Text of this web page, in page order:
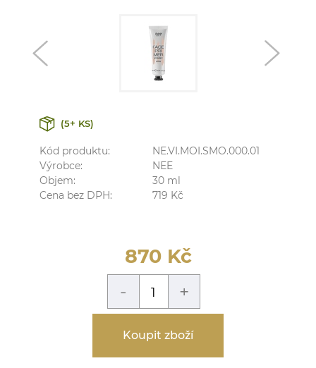
(5+ KS)
Kód produktu:
NE.VI.MOI.SMO.000.01
Výrobce:
NEE
Objem:
30 ml
Cena bez DPH:
719 Kč
870 Kč
- +
Koupit zboží